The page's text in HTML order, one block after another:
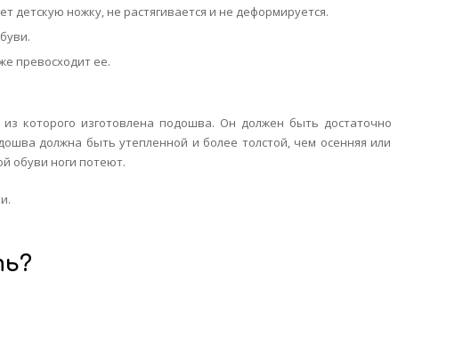
детскую ножку, не растягивается и не деформируется.
превосходит ее.
которого изготовлена подошва. Он должен быть достаточно
должна быть утепленной и более толстой, чем осенняя или
обуви ноги потеют.
?